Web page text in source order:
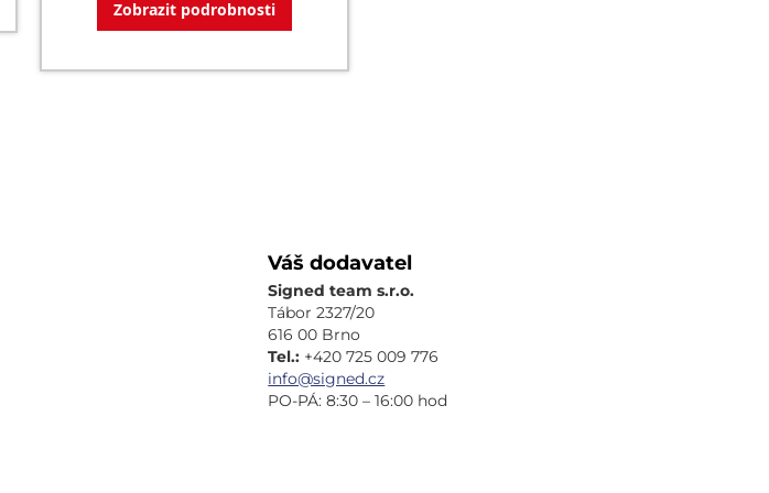
Zobrazit podrobnosti
Váš dodavatel
Signed team s.r.o.
Tábor 2327/20
616 00 Brno
Tel.: +420 725 009 776
info@signed.cz
PO-PÁ: 8:30 – 16:00 hod